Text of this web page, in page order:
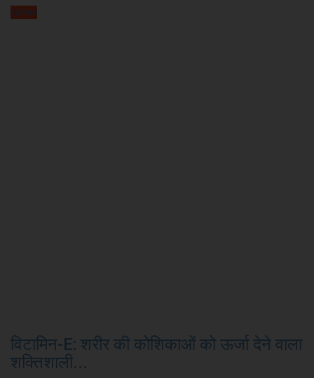
स्वास्थ्य
विटामिन-E: शरीर की कोशिकाओं को ऊर्जा देने वाला
शक्तिशाली...